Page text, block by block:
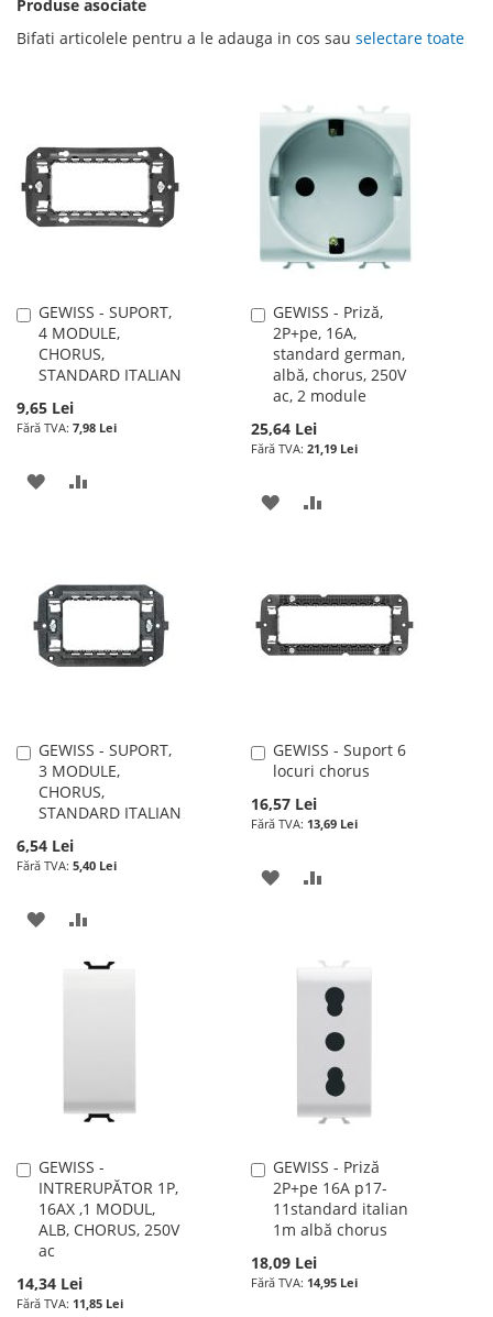
Produse asociate
Bifati articolele pentru a le adauga in cos sau selectare toate
GEWISS - SUPORT,
4 MODULE,
CHORUS,
STANDARD ITALIAN
9,65 Lei
7,98 Lei
Adauga
în
cos
ADAUGATI
DE
DORINTE
GEWISS - Priză,
2P+pe, 16A,
standard german,
albă, chorus, 250V
ac, 2 module
25,64 Lei
21,19 Lei
Adauga
în
cos
ADAUGATI
DE
DORINTE
GEWISS - SUPORT,
3 MODULE,
CHORUS,
STANDARD ITALIAN
6,54 Lei
5,40 Lei
Adauga
în
cos
ADAUGATI
GEWISS - Suport 6
locuri chorus
16,57 Lei
13,69 Lei
Adauga
în
ADAUGATI
DORINTE
GEWISS -
INTRERUPĂTOR 1P,
16AX ,1 MODUL,
ALB, CHORUS, 250V
ac
14,34 Lei
11,85 Lei
Adauga
în
cos
GEWISS - Priză
2P+pe 16A p17-
11standard italian
1m albă chorus
18,09 Lei
14,95 Lei
Adauga
în
cos